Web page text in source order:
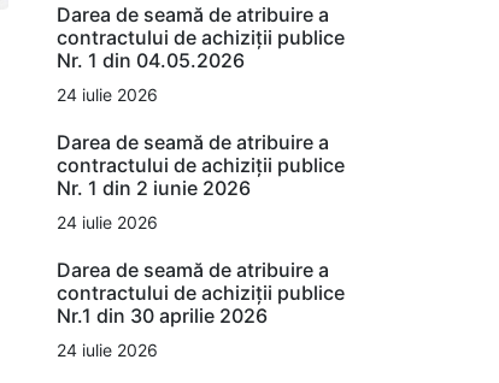
Darea de seamă de atribuire a
contractului de achiziții publice
Nr. 1 din 04.05.2026
24 iulie 2026
Darea de seamă de atribuire a
contractului de achiziții publice
Nr. 1 din 2 iunie 2026
24 iulie 2026
Darea de seamă de atribuire a
contractului de achiziții publice
Nr.1 din 30 aprilie 2026
24 iulie 2026